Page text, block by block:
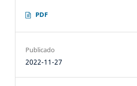
PDF
Publicado
2022-11-27